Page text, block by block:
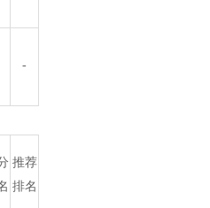
-
推荐
排名